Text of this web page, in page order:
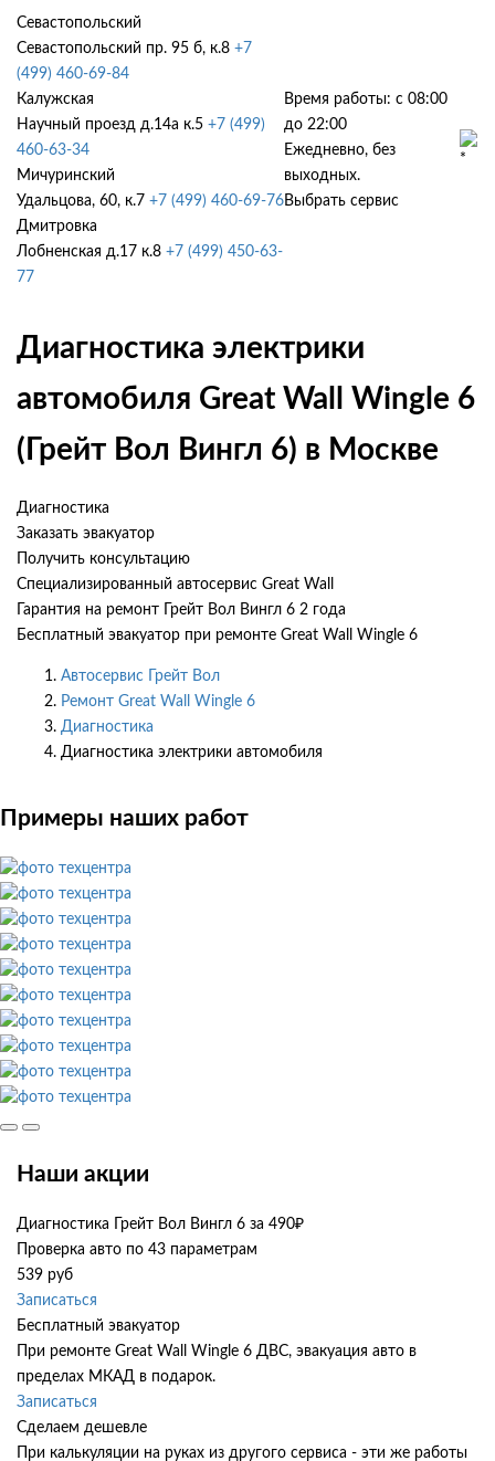
Севастопольский
Севастопольский пр. 95 б, к.8 +7
(499) 460-69-84
Калужская
Научный проезд д.14а к.5 +7 (499)
460-63-34
Мичуринский
Удальцова, 60, к.7 +7 (499) 460-69-76
Дмитровка
Лобненская д.17 к.8 +7 (499) 450-63-
77
Время работы: с 08:00
до 22:00
Ежедневно, без
выходных.
Выбрать сервис
Диагностика электрики
автомобиля Great Wall Wingle 6
(Грейт Вол Вингл 6) в Москве
Диагностика
Заказать эвакуатор
Получить консультацию
Специализированный автосервис Great Wall
Гарантия на ремонт Грейт Вол Вингл 6 2 года
Бесплатный эвакуатор при ремонте Great Wall Wingle 6
Автосервис Грейт Вол
Ремонт Great Wall Wingle 6
Диагностика
Диагностика электрики автомобиля
Примеры наших работ
Наши акции
Диагностика Грейт Вол Вингл 6 за 490₽
Проверка авто по 43 параметрам
539 руб
Записаться
Бесплатный эвакуатор
При ремонте Great Wall Wingle 6 ДВС, эвакуация авто в
пределах МКАД в подарок.
Записаться
Сделаем дешевле
При калькуляции на руках из другого сервиса - эти же работы